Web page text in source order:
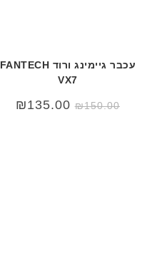
עכבר גיימינג ורוד FANTECH
VX7
₪150.00
₪135.00